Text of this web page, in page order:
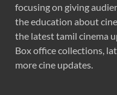
focusing on giving
the education about
the latest tamil cinema
Box office collections,
more cine updates.